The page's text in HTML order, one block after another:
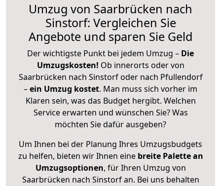
Umzug von Saarbrücken nach
Sinstorf: Vergleichen Sie
Angebote und sparen Sie Geld
Der wichtigste Punkt bei jedem Umzug – Die
Umzugskosten! Ob innerorts oder von
Saarbrücken nach Sinstorf oder nach Pfullendorf
–ein Umzug kostet. Man muss sich vorher im
Klaren sein, was das Budget hergibt. Welchen
Service erwarten und wünschen Sie? Was
möchten Sie dafür ausgeben?
Um Ihnen bei der Planung Ihres Umzugsbudgets
zu helfen, bieten wir Ihnen eine breite Palette an
Umzugsoptionen, für Ihren Umzug von
Saarbrücken nach Sinstorf an. Bei uns behalten